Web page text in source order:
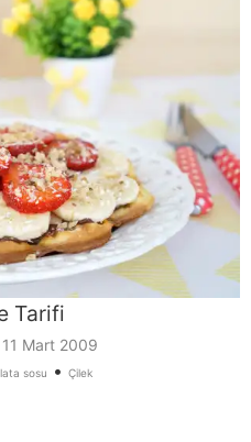
Tarifi
11 Mart 2009
sosu • Çilek